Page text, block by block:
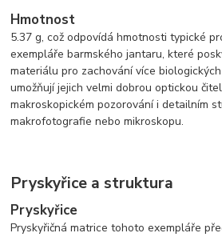
Hmotnost
5.37 g, což odpovídá hmotnosti typické
exempláře barmského jantaru, které
materiálu pro zachování více
umožňují jejich velmi dobrou optickou
makroskopickém pozorování i detailním
makrofotografie nebo mikroskopu.
Pryskyřice a struktura
Pryskyřice
Pryskyřičná matrice tohoto exempláře